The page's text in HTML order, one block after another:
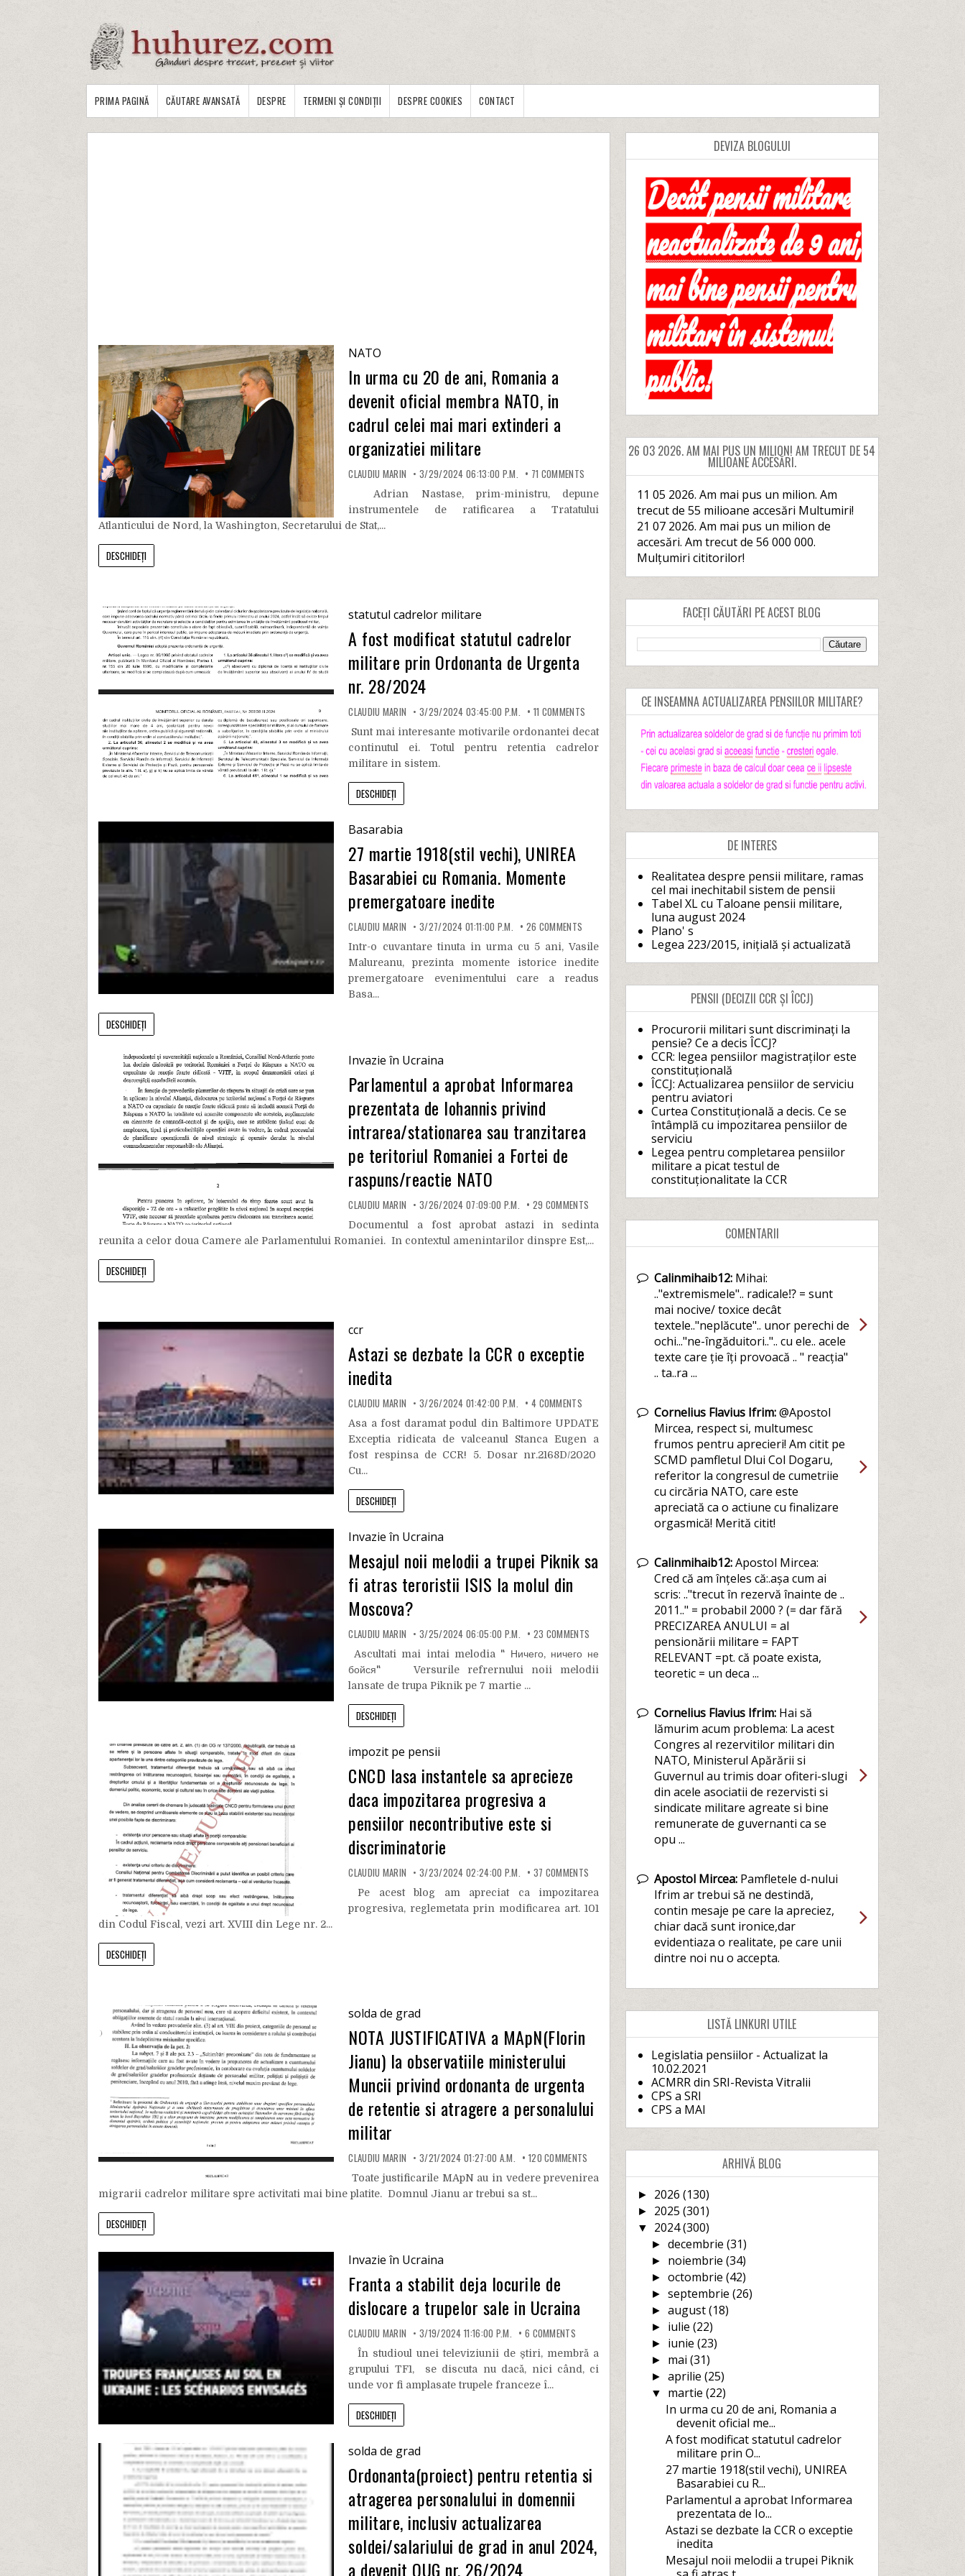
PRIMA PAGINĂ CĂUTARE AVANSATĂ DESPRE TERMENI ȘI CONDIȚII DESPRE COOKIES CONTACT
NATO
In urma cu 20 de ani, Romania a
devenit oficial membra NATO, in
cadrul celei mai mari extinderi a
organizatiei militare
CLAUDIU MARIN 3/29/2024 06:13:00 P.M. 71 COMMENTS
Adrian Nastase, prim-ministru, depune
instrumentele de ratificarea a Tratatului
Atlanticului de Nord, la Washington, Secretarului de Stat,...
DESCHIDEȚI
statutul cadrelor militare
A fost modificat statutul cadrelor
militare prin Ordonanta de Urgenta
nr. 28/2024
CLAUDIU MARIN 3/29/2024 03:45:00 P.M. 11 COMMENTS
Sunt mai interesante motivarile ordonantei decat
continutul ei. Totul pentru retentia cadrelor
militare in sistem.
DESCHIDEȚI
Basarabia
27 martie 1918(stil vechi), UNIREA
Basarabiei cu Romania. Momente
premergatoare inedite
CLAUDIU MARIN 3/27/2024 01:11:00 P.M. 26 COMMENTS
Intr-o cuvantare tinuta in urma cu 5 ani, Vasile
Malureanu, prezinta momente istorice inedite
premergatoare evenimentului care a readus
Basa...
DESCHIDEȚI
Invazie în Ucraina
Parlamentul a aprobat Informarea
prezentata de Iohannis privind
intrarea/stationarea sau tranzitarea
pe teritoriul Romaniei a Fortei de
raspuns/reactie NATO
CLAUDIU MARIN 3/26/2024 07:09:00 P.M. 29 COMMENTS
Documentul a fost aprobat astazi in sedinta
reunita a celor doua Camere ale Parlamentului Romaniei. In contextul amenintarilor dinspre Est,...
DESCHIDEȚI
ccr
Astazi se dezbate la CCR o exceptie
inedita
CLAUDIU MARIN 3/26/2024 01:42:00 P.M. 4 COMMENTS
Asa a fost daramat podul din Baltimore UPDATE
Exceptia ridicata de valceanul Stanca Eugen a
fost respinsa de CCR! 5. Dosar nr.2168D/2020
Cu...
DESCHIDEȚI
Invazie în Ucraina
Mesajul noii melodii a trupei Piknik sa
fi atras teroristii ISIS la molul din
Moscova?
CLAUDIU MARIN 3/25/2024 06:05:00 P.M. 23 COMMENTS
Ascultati mai intai melodia " Ничего, ничего не
бойся" Versurile refrernului noii melodii
lansate de trupa Piknik pe 7 martie ...
DESCHIDEȚI
impozit pe pensii
CNCD lasa instantele sa aprecieze
daca impozitarea progresiva a
pensiilor necontributive este si
discriminatorie
CLAUDIU MARIN 3/23/2024 02:24:00 P.M. 37 COMMENTS
Pe acest blog am apreciat ca impozitarea
progresiva, reglemetata prin modificarea art. 101
din Codul Fiscal, vezi art. XVIII din Lege nr. 2...
DESCHIDEȚI
solda de grad
NOTA JUSTIFICATIVA a MApN(Florin
Jianu) la observatiile ministerului
Muncii privind ordonanta de urgenta
de retentie si atragere a personalului
militar
CLAUDIU MARIN 3/21/2024 01:27:00 A.M. 120 COMMENTS
Toate justificarile MApN au in vedere prevenirea
migrarii cadrelor militare spre activitati mai bine platite. Domnul Jianu ar trebui sa st...
DESCHIDEȚI
Invazie în Ucraina
Franta a stabilit deja locurile de
dislocare a trupelor sale in Ucraina
CLAUDIU MARIN 3/19/2024 11:16:00 P.M. 6 COMMENTS
În studioul unei televiziunii de știri, membră a
grupului TF1, se discuta nu dacă, nici când, ci
unde vor fi amplasate trupele franceze î...
DESCHIDEȚI
solda de grad
Ordonanta(proiect) pentru retentia si
atragerea personalului in domennii
militare, inclusiv actualizarea
soldei/salariului de grad in anul 2024,
a devenit OUG nr. 26/2024
DEVIZA BLOGULUI
26 03 2026. AM MAI PUS UN MILION! AM TRECUT DE 54
MILIOANE ACCESĂRI.
11 05 2026. Am mai pus un milion. Am
trecut de 55 milioane accesări Multumiri!
21 07 2026. Am mai pus un milion de
accesări. Am trecut de 56 000 000.
Mulțumiri cititorilor!
FACEȚI CĂUTĂRI PE ACEST BLOG
CE INSEAMNA ACTUALIZAREA PENSIILOR MILITARE?
DE INTERES
Realitatea despre pensii militare, ramas
cel mai inechitabil sistem de pensii
Tabel XL cu Taloane pensii militare,
luna august 2024
Plano' s
Legea 223/2015, inițială și actualizată
PENSII (DECIZII CCR ȘI ÎCCJ)
Procurorii militari sunt discriminați la
pensie? Ce a decis ÎCCJ?
CCR: legea pensiilor magistraților este
constituțională
ÎCCJ: Actualizarea pensiilor de serviciu
pentru aviatori
Curtea Constituțională a decis. Ce se
întâmplă cu impozitarea pensiilor de
serviciu
Legea pentru completarea pensiilor
militare a picat testul de
constituționalitate la CCR
COMENTARII
Calinmihaib12:Mihai:
.."extremismele".. radicale⁉️ = sunt
mai nocive/ toxice decât
textele.."neplăcute".. unor perechi de
ochi..."ne-îngăduitori..".. cu ele.. acele
texte care ție îți provoacă .. " reacția"
.. ta..ra ...
Cornelius Flavius Ifrim:@Apostol
Mircea, respect si, multumesc
frumos pentru aprecieri! Am citit pe
SCMD pamfletul Dlui Col Dogaru,
referitor la congresul de cumetriie
cu circăria NATO, care este
apreciată ca o actiune cu finalizare
orgasmică! Merită citit!
Calinmihaib12:Apostol Mircea:
Cred că am înțeles că:.așa cum ai
scris: .."trecut în rezervă înainte de ..
2011.." = probabil 2000 ? (= dar fără
PRECIZAREA ANULUI = al
pensionării militare = FAPT
RELEVANT =pt. că poate exista,
teoretic = un deca ...
Cornelius Flavius Ifrim:Hai să
lămurim acum problema: La acest
Congres al rezervitilor militari din
NATO, Ministerul Apărării si
Guvernul au trimis doar ofiteri-slugi
din acele asociatii de rezervisti si
sindicate militare agreate si bine
remunerate de guvernanti ca se
opu ...
Apostol Mircea:Pamfletele d-nului
Ifrim ar trebui să ne destindă,
contin mesaje pe care la apreciez,
chiar dacă sunt ironice,dar
evidentiaza o realitate, pe care unii
dintre noi nu o accepta.
LISTĂ LINKURI UTILE
Legislatia pensiilor - Actualizat la
10.02.2021
ACMRR din SRI-Revista Vitralii
CPS a SRI
CPS a MAI
ARHIVĂ BLOG
► 2026 (130)
► 2025 (301)
▼ 2024(300)
► decembrie (31)
► noiembrie (34)
► octombrie (42)
► septembrie (26)
► august(18)
► iulie (22)
► iunie (23)
► mai (31)
► aprilie (25)
▼ martie (22)
In urma cu 20 de ani, Romania a
devenit oficial me...
A fost modificat statutul cadrelor
militare prin O...
27 martie 1918(stil vechi), UNIREA
Basarabiei cu R...
Parlamentul a aprobat Informarea
prezentata de Io...
Astazi se dezbate la CCR o exceptie
inedita
Mesajul noii melodii a trupei Piknik